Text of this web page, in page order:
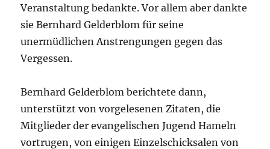
Veranstaltung bedankte. Vor allem aber dankte
sie Bernhard Gelderblom für seine
unermüdlichen Anstrengungen gegen das
Vergessen.
Bernhard Gelderblom berichtete dann,
unterstützt von vorgelesenen Zitaten, die
Mitglieder der evangelischen Jugend Hameln
vortrugen, von einigen Einzelschicksalen von